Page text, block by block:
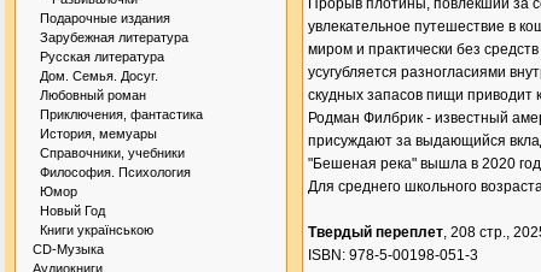
Подарочные издания
Зарубежная литература
Русская литература
Дом. Семья. Досуг.
Любовный роман
Приключения, фантастика
История, мемуары
Справочники, учебники
Философия. Психология
Юмор
Новый Год
Книги українською
CD-Музыка
Аудиокниги
Прорыв плотины, повлекший за
увлекательное путешествие в
миром и практически без
усугубляется разногласиями
скудных запасов пищи приводит
Родман Филбрик - известный
присуждают за выдающийся
"Бешеная река" вышла в 2020
Для среднего школьного
Твердый переплет, 208 стр.,
ISBN: 978-5-00198-051-3